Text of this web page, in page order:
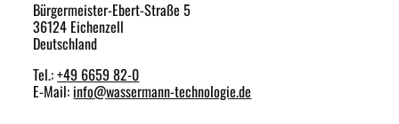
Bürgermeister-Ebert-Straße 5
36124 Eichenzell
Deutschland
Tel.:+49 6659 82-0
E-Mail: info@wassermann-technologie.de